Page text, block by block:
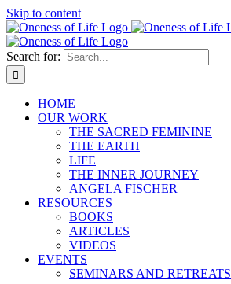
Skip to content
Search for:
HOME
OUR WORK
THE SACRED FEMININE
THE EARTH
LIFE
THE INNER JOURNEY
ANGELA FISCHER
RESOURCES
BOOKS
ARTICLES
VIDEOS
EVENTS
SEMINARS AND RETREATS